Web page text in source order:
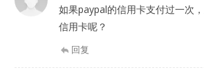
如果paypal的信用卡支付过一次
信用卡呢？
回复